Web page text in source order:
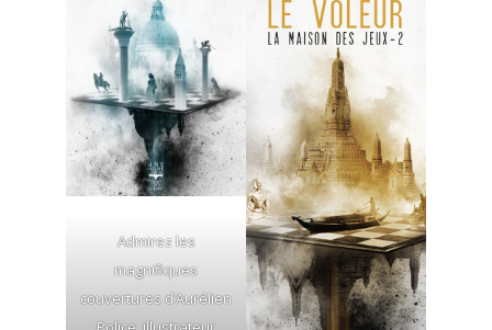
Admirez les
magnifiques
couvertures d’Aurélien